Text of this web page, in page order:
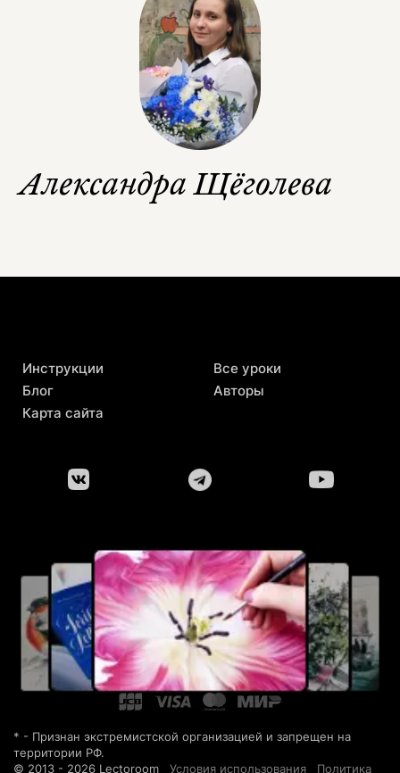
Александра Щёголева
Инструкции
Блог
Карта сайта
Все уроки
Авторы
* - Признан экстремистской организацией и запрещен на
территории РФ.
© 2013 - 2026 Lectoroom Условия использования Политика